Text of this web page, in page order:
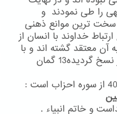
بینی نموده بود12 مسیر مشابهی را طی نمودند و
سخت ترین موانع ذهنی
خداوند با انسان از
آن معتقد گشته اند و با
وجودی که طی 23 سال نزول قرآن بارها آیات آن توسط پیامبر نسخ گردیده13 گمان
و خاتم انبیاء .